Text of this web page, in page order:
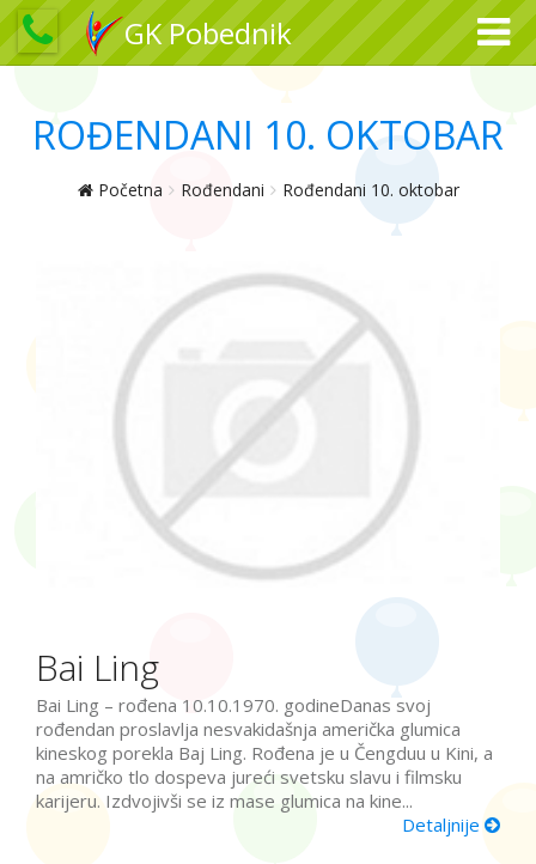
GK Pobednik
ROĐENDANI 10. OKTOBAR
Početna Rođendani Rođendani 10. oktobar
Bai Ling
Bai Ling – rođena 10.10.1970. godineDanas svoj
rođendan proslavlja nesvakidašnja američka glumica
kineskog porekla Baj Ling. Rođena je u Čengduu u Kini, a
na amričko tlo dospeva jureći svetsku slavu i filmsku
karijeru. Izdvojivši se iz mase glumica na kine...
Detaljnije